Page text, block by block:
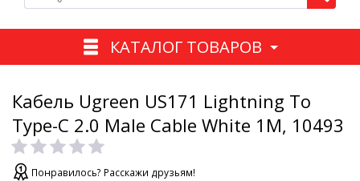
КАТАЛОГ ТОВАРОВ
Кабель Ugreen US171 Lightning To
Type-C 2.0 Male Cable White 1M, 10493
Понравилось? Расскажи друзьям!